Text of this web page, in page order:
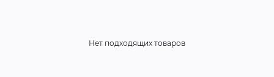
Нет подходящих товаров